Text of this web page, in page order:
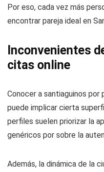
Por eso, cada vez más
encontrar pareja ideal en
Inconvenientes
citas online
Conocer a santiaguinos
puede implicar cierta
perfiles suelen priorizar la
genéricos por sobre la
Además, la dinámica de la